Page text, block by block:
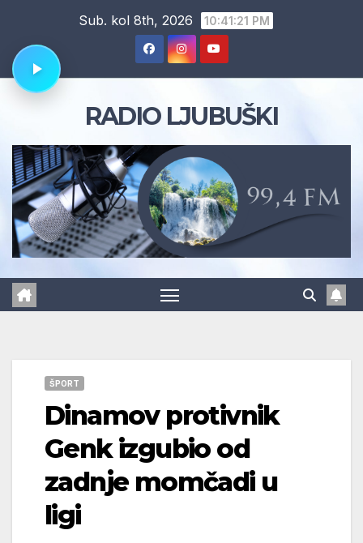
content
Sub. kol 8th, 2026 10:41:22 PM
RADIO LJUBUŠKI
ŠPORT
Dinamov protivnik
Genk izgubio od
zadnje momčadi u
ligi